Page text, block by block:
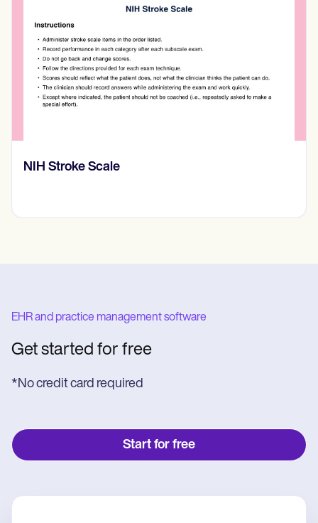
護プロセスノートのテンプレートが役
立ちます。
NIH Stroke Scale
EHR and practice management software
Get started for free
*No credit card required
Start for free